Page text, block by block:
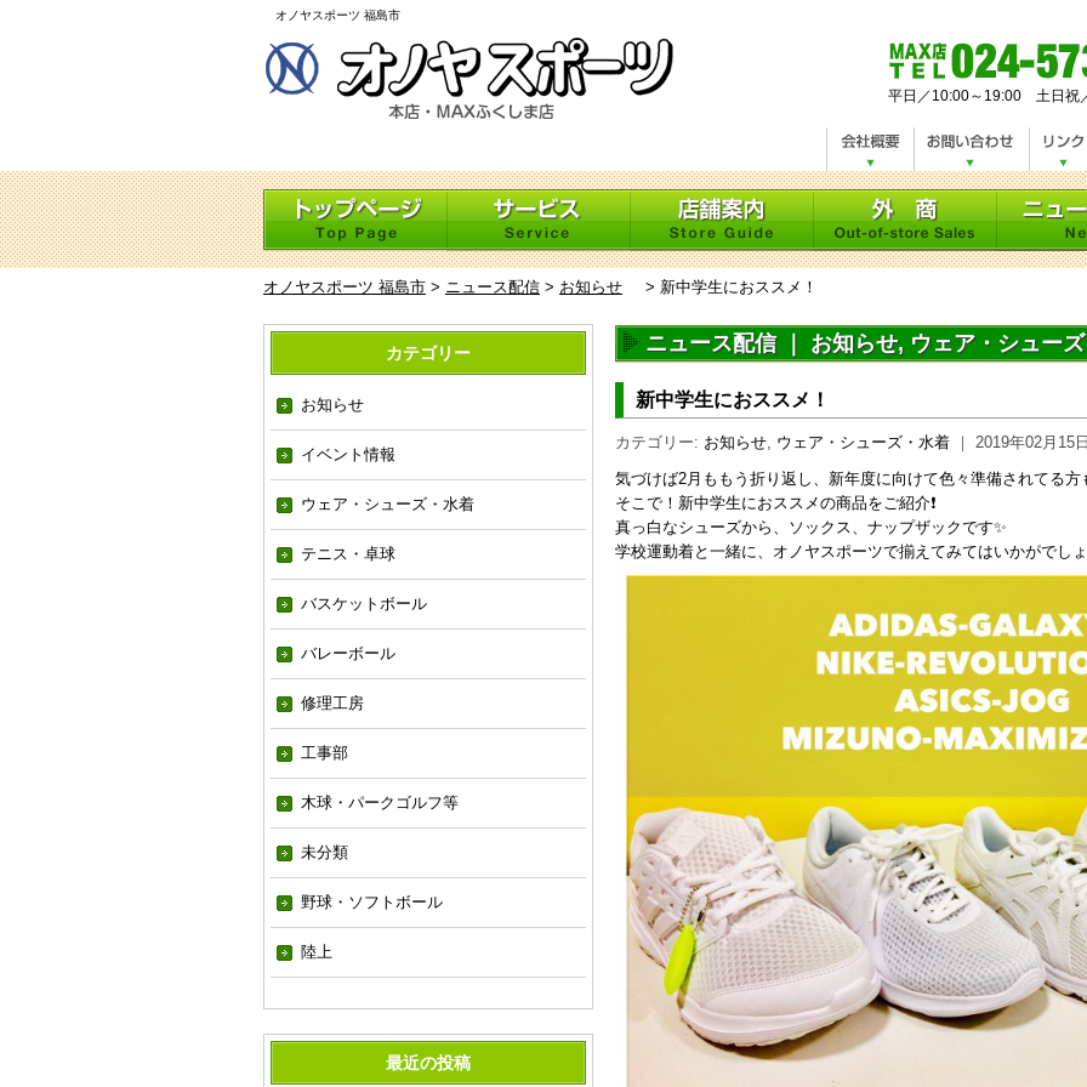
オノヤスポーツ 福島市
平日／10:00～19:00 土日祝
オノヤスポーツ 福島市 > ニュース配信 > お知らせ > 新中学生におススメ！
カテゴリー
お知らせ
イベント情報
ウェア・シューズ・水着
テニス・卓球
バスケットボール
バレーボール
修理工房
工事部
木球・パークゴルフ等
未分類
野球・ソフトボール
陸上
最近の投稿
ニュース配信 ｜ お知らせ, ウェア・シュー
新中学生におススメ！
カテゴリー: お知らせ, ウェア・シューズ・水着 ｜ 2019年02月15
気づけば2月ももう折り返し、新年度に向けて色々準備されてる方
そこで！新中学生におススメの商品をご紹介❗️
真っ白なシューズから、ソックス、ナップザックです✨
学校運動着と一緒に、オノヤスポーツで揃えてみてはいかがでし